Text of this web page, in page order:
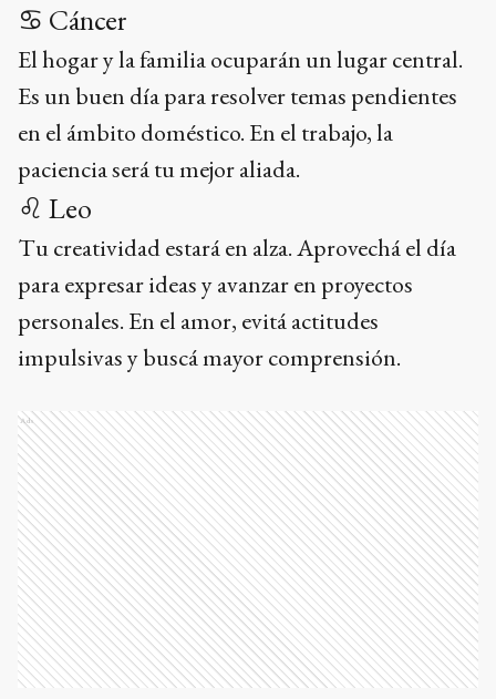
♋ Cáncer
El hogar y la familia ocuparán un lugar central.
Es un buen día para resolver temas pendientes
en el ámbito doméstico. En el trabajo, la
paciencia será tu mejor aliada.
♌ Leo
Tu creatividad estará en alza. Aprovechá el día
para expresar ideas y avanzar en proyectos
personales. En el amor, evitá actitudes
impulsivas y buscá mayor comprensión.
Ads